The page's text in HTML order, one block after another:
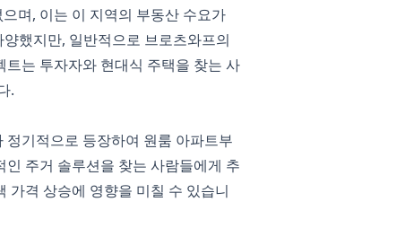
며, 이는 이 지역의 부동산 수요가
했지만, 일반적으로 브로츠와프의
는 투자자와 현대식 주택을 찾는 사
.
기적으로 등장하여 원룸 아파트부
주거 솔루션을 찾는 사람들에게 추
가격 상승에 영향을 미칠 수 있습니